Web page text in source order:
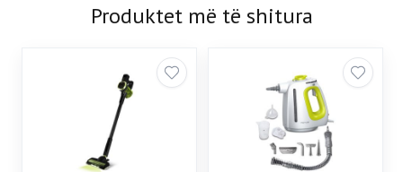
Produktet më të shitura